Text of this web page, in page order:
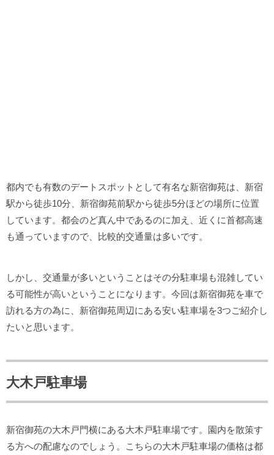
都内でも有数のデートスポットとして有名な新宿御苑は、新宿
駅から徒歩10分、新宿御苑前駅から徒歩5分ほどの場所に位置
しています。都会のど真ん中であるのに加え、近くに首都高速
も通っていますので、比較的交通量は多いです。
しかし、交通量が多いということはその分駐車場も混雑してい
る可能性が高いということになります。今回は新宿御苑を車で
訪れる方の為に、新宿御苑周辺にある安い駐車場を3つご紹介し
たいと思います。
大木戸駐車場
新宿御苑の大木戸門横にある大木戸駐車場です。園内を散策す
る方への配慮なのでしょう。こちらの大木戸駐車場の価格は都